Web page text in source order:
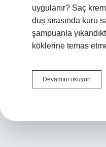
uygulanır? Saç
duş sırasında kuru
şampuanla
köklerine temas
Devamını okuyun
Saç